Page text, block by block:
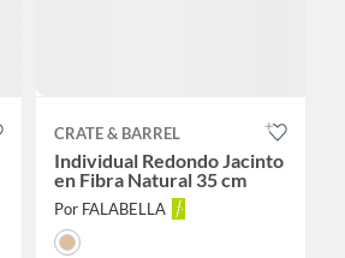
CRATE & BARREL
Individual Redondo Jacinto
en Fibra Natural 35 cm
Por FALABELLA